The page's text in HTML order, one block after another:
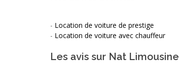
- Location de voiture de prestige
- Location de voiture avec chauffeur
Les avis sur Nat Limousine